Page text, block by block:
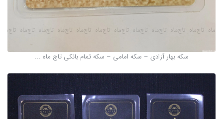
سکه بهار آزادی – سکه امامی – سکه تمام بانکی تاج ماه ...